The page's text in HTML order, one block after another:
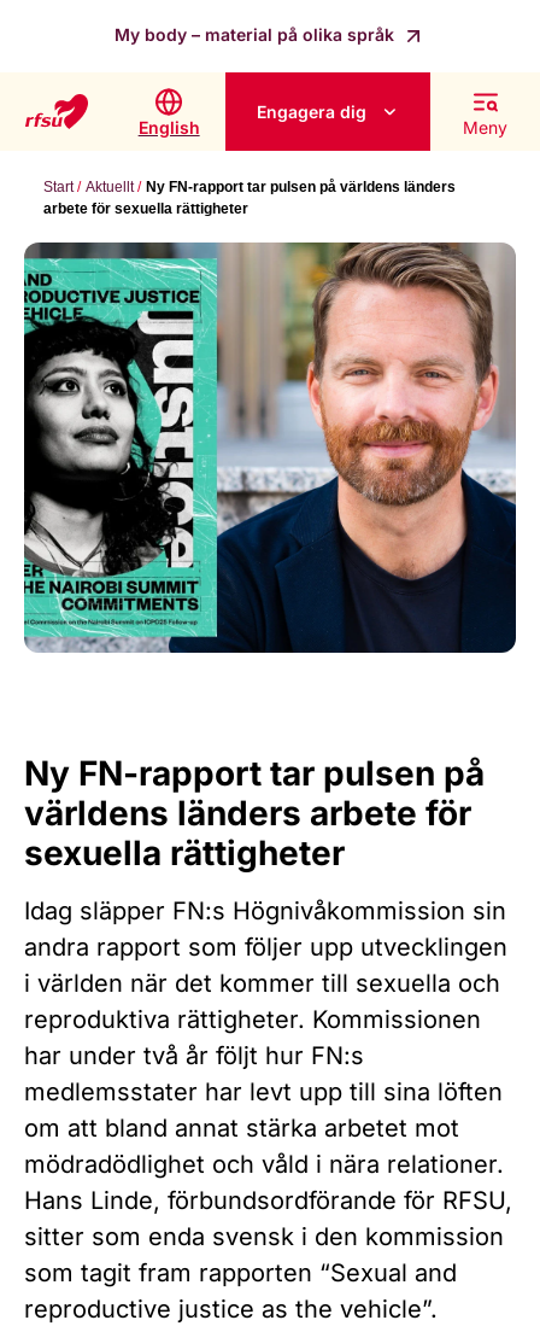
My body – material på olika språk
English
Engagera dig
Meny
Start Aktuellt
Ny FN-rapport tar pulsen på världens länders
arbete för sexuella rättigheter
Ny FN-rapport tar pulsen på
världens länders arbete för
sexuella rättigheter
Idag släpper FN:s Högnivåkommission sin
andra rapport som följer upp utvecklingen
i världen när det kommer till sexuella och
reproduktiva rättigheter. Kommissionen
har under två år följt hur FN:s
medlemsstater har levt upp till sina löften
om att bland annat stärka arbetet mot
mödradödlighet och våld i nära relationer.
Hans Linde, förbundsordförande för RFSU,
sitter som enda svensk i den kommission
som tagit fram rapporten “Sexual and
reproductive justice as the vehicle”.